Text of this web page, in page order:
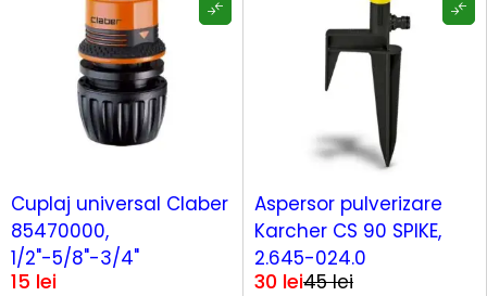
Cuplaj universal Claber
85470000,
1/2"-5/8"-3/4"
15 lei
Aspersor pulverizare
Karcher CS 90 SPIKE,
2.645-024.0
45lei
30 lei